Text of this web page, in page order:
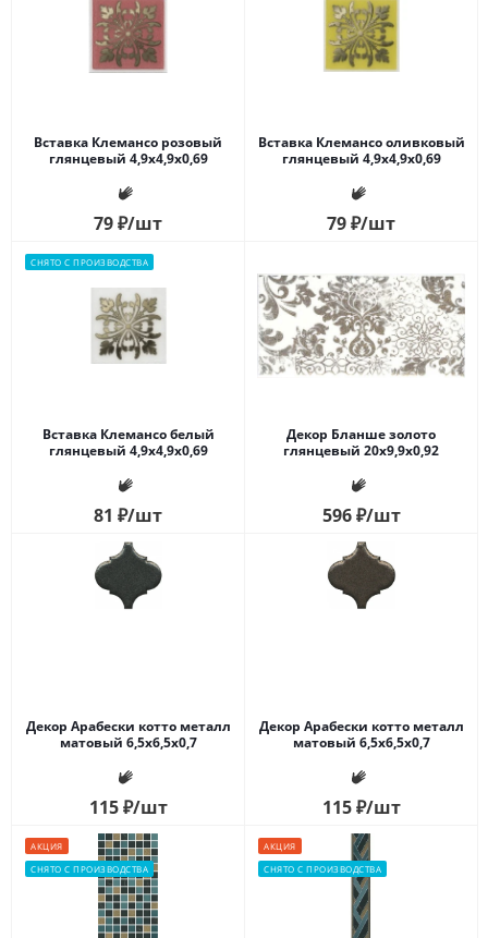
Вставка Клемансо розовый
глянцевый 4,9x4,9x0,69
79₽/шт
Вставка Клемансо оливковый
глянцевый 4,9x4,9x0,69
79₽/шт
СНЯТО С ПРОИЗВОДСТВА
Вставка Клемансо белый
глянцевый 4,9x4,9x0,69
81 ₽/шт
Декор Бланше золото
глянцевый 20x9,9x0,92
596₽/шт
Декор Арабески котто металл
матовый 6,5x6,5x0,7
115₽/шт
Декор Арабески котто металл
матовый 6,5x6,5x0,7
115₽/шт
АКЦИЯ
СНЯТО С ПРОИЗВОДСТВА
АКЦИЯ
СНЯТО С ПРОИЗВОДСТВА